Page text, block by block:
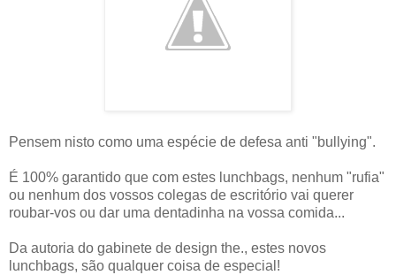
Pensem nisto como uma espécie de defesa anti "bullying".
É 100% garantido que com estes lunchbags, nenhum "rufia"
ou nenhum dos vossos colegas de escritório vai querer
roubar-vos ou dar uma dentadinha na vossa comida...
Da autoria do gabinete de design the., estes novos
lunchbags, são qualquer coisa de especial!